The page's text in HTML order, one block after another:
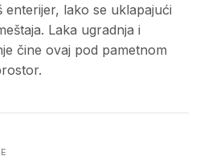
enterijer, lako se uklapajući
Laka ugradnja i
čine ovaj pod pametnom